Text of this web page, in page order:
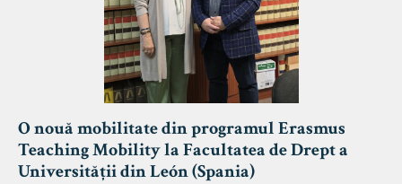
O nouă mobilitate din programul Erasmus
Teaching Mobility la Facultatea de Drept a
Universității din León (Spania)